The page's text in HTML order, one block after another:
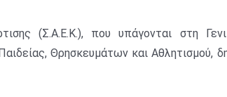
(Σ.Α.Ε.Κ.), πουυπάγονται στη
δείας, Θρησκευμάτων και Αθλητισμού,